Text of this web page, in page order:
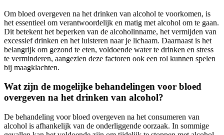
Om bloed overgeven na het drinken van alcohol te voorkomen, is
het essentieel om verantwoordelijk en matig met alcohol om te gaan.
Dit betekent het beperken van de alcoholinname, het vermijden van
excessief drinken en het luisteren naar je lichaam. Daarnaast is het
belangrijk om gezond te eten, voldoende water te drinken en stress
te verminderen, aangezien deze factoren ook een rol kunnen spelen
bij maagklachten.
Wat zijn de mogelijke behandelingen voor bloed
overgeven na het drinken van alcohol?
De behandeling voor bloed overgeven na het consumeren van
alcohol is afhankelijk van de onderliggende oorzaak. In sommige